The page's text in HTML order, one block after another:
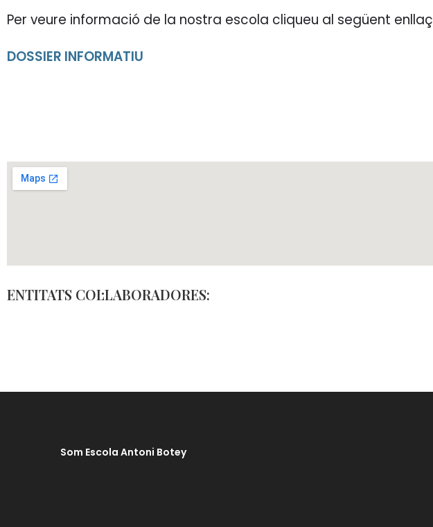
Per veure informació de la nostra escola cliqueu al següent enllaç
DOSSIER INFORMATIU
ENTITATS COL·LABORADORES:
Som Escola Antoni Botey